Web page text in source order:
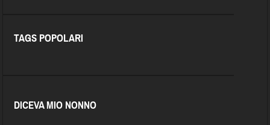
TAGS POPOLARI
DICEVA MIO NONNO